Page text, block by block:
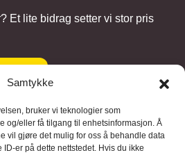
Samtykke
bruker vi teknologier som
og/eller få tilgang til enhetsinformasjon. Å
vil gjøre det mulig for oss å behandle data
er på dette nettstedet. Hvis du ikke
Et lite bidrag setter vi stor pris